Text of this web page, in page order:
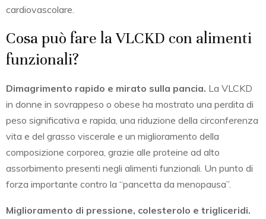
cardiovascolare.
Cosa può fare la VLCKD con alimenti
funzionali?
Dimagrimento rapido e mirato sulla pancia. La VLCKD
in donne in sovrappeso o obese ha mostrato una perdita di
peso significativa e rapida, una riduzione della circonferenza
vita e del grasso viscerale e un miglioramento della
composizione corporea, grazie alle proteine ad alto
assorbimento presenti negli alimenti funzionali. Un punto di
forza importante contro la “pancetta da menopausa”.
Miglioramento di pressione, colesterolo e trigliceridi.